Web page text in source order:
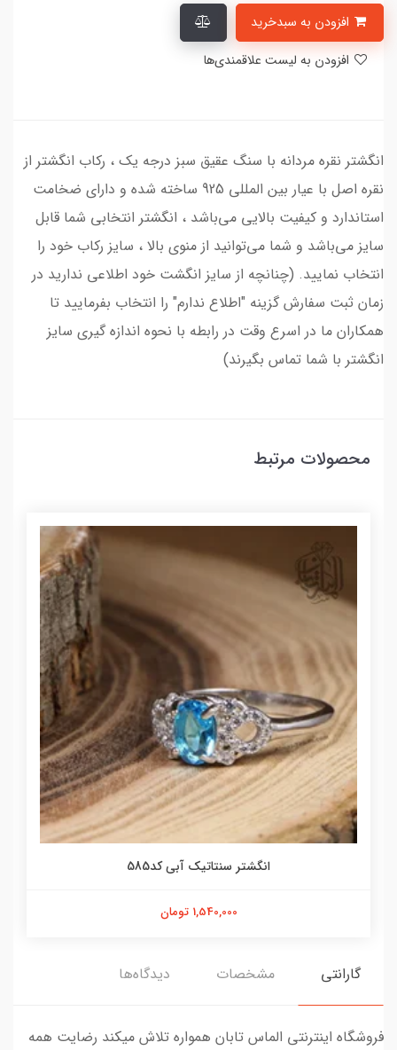
انگشتر نقره مردانه با سنگ عقیق سبز درجه یک ، رکاب انگشتر از
نقره اصل با عیار بین المللی 925 ساخته شده و دارای ضخامت
استاندارد و کیفیت بالایی می‌باشد ، انگشتر انتخابی شما قابل
سایز می‌باشد و شما می‌توانید از منوی بالا ، سایز رکاب خود را
انتخاب نمایید. (چنانچه از سایز انگشت خود اطلاعی ندارید در
زمان ثبت سفارش گزینه "اطلاع ندارم" را انتخاب بفرمایید تا
همکاران ما در اسرع وقت در رابطه با نحوه اندازه گیری سایز
انگشتر با شما تماس بگیرند)
محصولات مرتبط
انگشتر سنتاتیک آبی کد585
1,540,000 تومان
گارانتی مشخصات دیدگاه‌ها
فروشگاه اینترنتی الماس تابان همواره تلاش میکند رضایت همه